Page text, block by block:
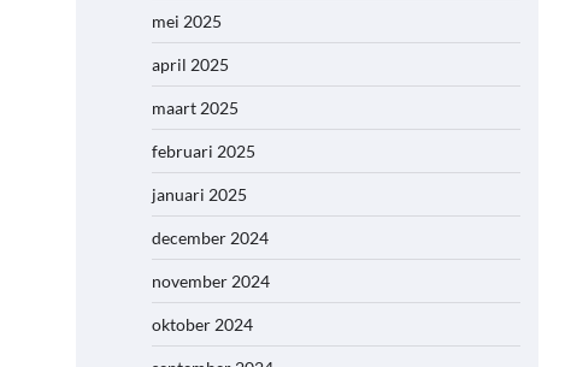
mei 2025
april 2025
maart 2025
februari 2025
januari 2025
december 2024
november 2024
oktober 2024